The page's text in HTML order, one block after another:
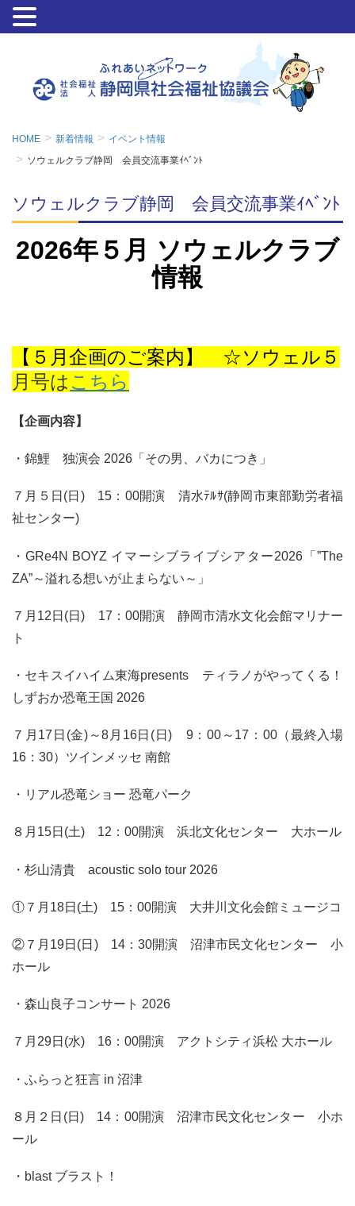
HOME 新着情報
イベント情報
ソウェルクラブ静岡 会員交流事業ｲﾍﾞﾝﾄ
ソウェルクラブ静岡 会員交流事業ｲﾍﾞﾝﾄ
2026年５ 月 ソウェルクラブ
情報
【５月企画のご案内】 ☆ソウェル５
月号は こちら
【企画内容】
・錦鯉 独演会 2026「その男、バカにつき」
７月５日(日) 15：00開演 清水ﾃﾙｻ(静岡市東部勤労者福
祉センター)
・GRe4N BOYZ イマーシブライブシアター2026「”The
ZA”～溢れる想いが止まらない～」
７月12日(日) 17：00開演 静岡市清水文化会館マリナー
ト
・セキスイハイム東海presents ティラノがやってくる！
しずおか恐竜王国 2026
７月17日(金)～8月16日(日) 9：00～17：00（最終入場
16：30）ツインメッセ 南館
・リアル恐竜ショー 恐竜パーク
８月15日(土) 12：00開演 浜北文化センター 大ホール
・杉山清貴 acoustic solo tour 2026
①７月18日(土) 15：00開演 大井川文化会館ミュージコ
②７月19日(日) 14：30開演 沼津市民文化センター 小
ホール
・森山良子コンサート 2026
７月29日(水) 16：00開演 アクトシティ浜松 大ホール
・ふらっと狂言 in 沼津
８月２日(日) 14：00開演 沼津市民文化センター 小ホ
ール
・blast ブラスト！